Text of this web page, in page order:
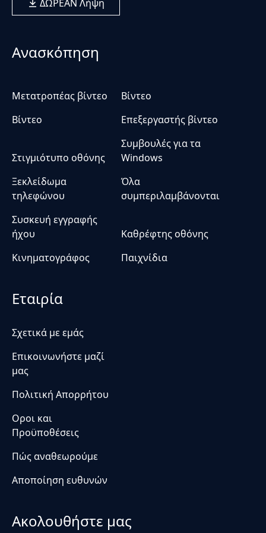
ΔΩΡΕΑΝ Λήψη
Ανασκόπηση
Μετατροπέας βίντεο
Βίντεο
Βίντεο
Επεξεργαστής βίντεο
Στιγμιότυπο οθόνης
Συμβουλές για τα
Windows
Ξεκλείδωμα
τηλεφώνου
Όλα
συμπεριλαμβάνονται
Συσκευή εγγραφής
ήχου
Καθρέφτης οθόνης
Κινηματογράφος
Παιχνίδια
Εταιρία
Σχετικά με εμάς
Επικοινωνήστε μαζί
μας
Πολιτική Απορρήτου
Οροι και
Προϋποθέσεις
Πώς αναθεωρούμε
Αποποίηση ευθυνών
Ακολουθήστε μας